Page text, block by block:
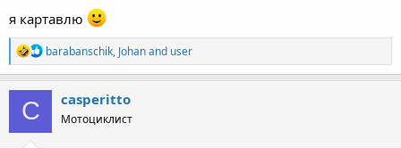
я картавлю
R
e
a
c
o
barabanschik, Johanand user
C casperitto
Мотоциклист